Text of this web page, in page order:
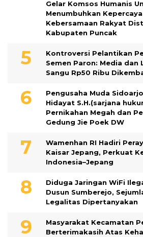
Gelar Komsos Humanis
Menumbuhkan
Kebersamaan Rakyat
Kabupaten Puncak
Kontroversi Pelantikan
Semen Paron: Media dan
Sangu Rp50 Ribu
Pengusaha Muda
Hidayat S.H.(sarjana
Pernikahan Megah dan
Gedung Jie Poek DW
Wamenhan RI Hadiri
Kaisar Jepang, Perkuat
Indonesia–Jepang
Diduga Jaringan WiFi
Dusun Sumberejo,
Legalitas Dipertanyakan
Masyarakat Kecamatan
Berterimakasih Atas